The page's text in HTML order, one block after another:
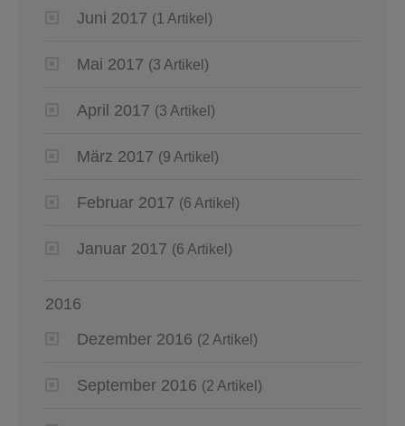
Juni 2017 (1 Artikel)
Mai 2017 (3 Artikel)
April 2017 (3 Artikel)
März 2017 (9 Artikel)
Februar 2017 (6 Artikel)
Januar 2017 (6 Artikel)
2016
Dezember 2016 (2 Artikel)
September 2016 (2 Artikel)